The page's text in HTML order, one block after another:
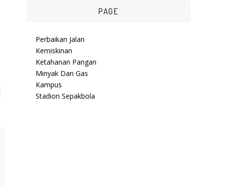
PAGE
Perbaikan Jalan
Kemiskinan
Ketahanan Pangan
Minyak Dan Gas
Kampus
Stadion Sepakbola